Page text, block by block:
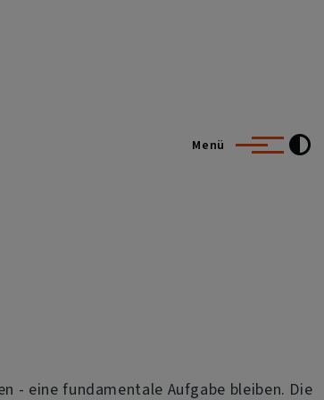
Menü
- eine fundamentale Aufgabe bleiben. Die